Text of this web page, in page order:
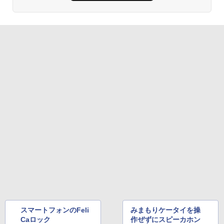
スマートフォンのFeli
Caロック
みまもりケータイを操
作ぜずにスピーカホン